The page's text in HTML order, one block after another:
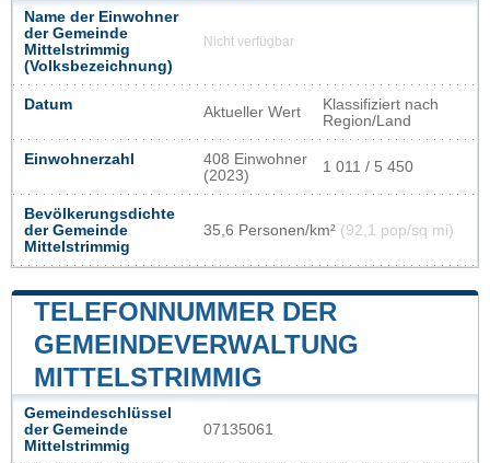
Name der Einwohner
der Gemeinde
Mittelstrimmig
(Volksbezeichnung)
Nicht verfügbar
Datum Aktueller Wert
Klassifiziert nach
Region/Land
Einwohnerzahl
408 Einwohner
(2023)
1 011 / 5 450
Bevölkerungsdichte
der Gemeinde
Mittelstrimmig
35,6 Personen/km² (92,1 pop/sq mi)
TELEFONNUMMER DER
GEMEINDEVERWALTUNG
MITTELSTRIMMIG
Gemeindeschlüssel
der Gemeinde
Mittelstrimmig
07135061